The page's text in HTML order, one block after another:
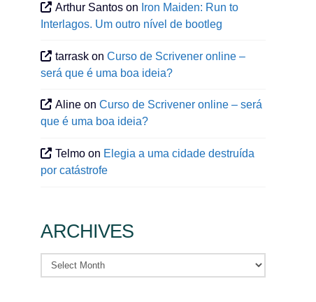
Arthur Santos on Iron Maiden: Run to
Interlagos. Um outro nível de bootleg
tarrask onCurso de Scrivener online –
será que é uma boa ideia?
Aline onCurso de Scrivener online – será
que é uma boa ideia?
Telmo on Elegia a uma cidade destruída
por catástrofe
ARCHIVES
Archives